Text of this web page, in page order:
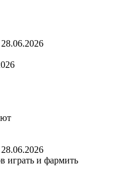
28.06.2026
28.06.2026
играть и фармить